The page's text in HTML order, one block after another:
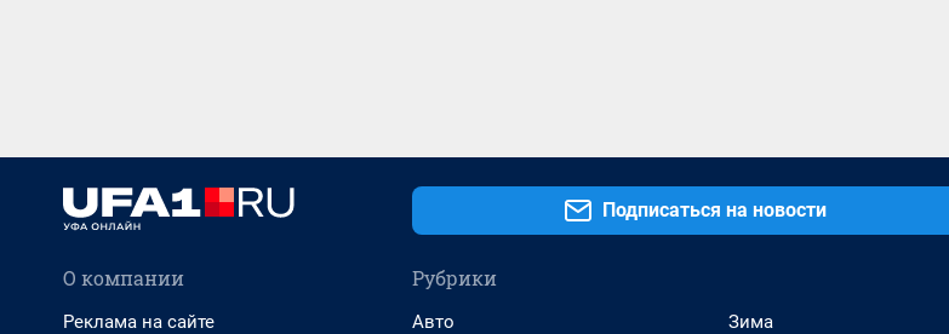
Подписаться на новости
О компании
Реклама на сайте
Рубрики
Авто
Зима